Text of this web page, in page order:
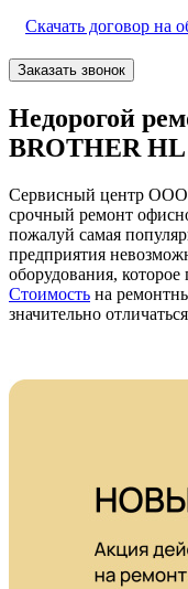
Скачать договор на
Заказать звонок
Недорогой
BROTHER HL
Сервисный центр
срочный ремонт
пожалуй самая
предприятия
оборудования,
Стоимость на
значительно